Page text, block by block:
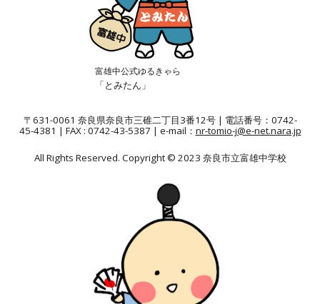
富雄中公式ゆるきゃら
「とみたん」
〒631-0061 奈良県奈良市三碓二丁目3番12号| 電話番号：0742-
45-4381 | FAX : 0742-43-5387 | e-mail： nr-tomio-j@e-net.nara.jp
All Rights Reserved. Copyright © 2023 奈良市立富雄中学校